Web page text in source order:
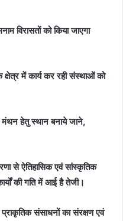
विरासतों को किया जाएगा
क्षेत्र में कार्य कर रही संस्थाओं को
हेतु स्थान बनाये जाने,
से ऐतिहासिक एवं सांस्कृतिक
की गति में आई है तेजी।
संसाधनों का संरक्षण एवं